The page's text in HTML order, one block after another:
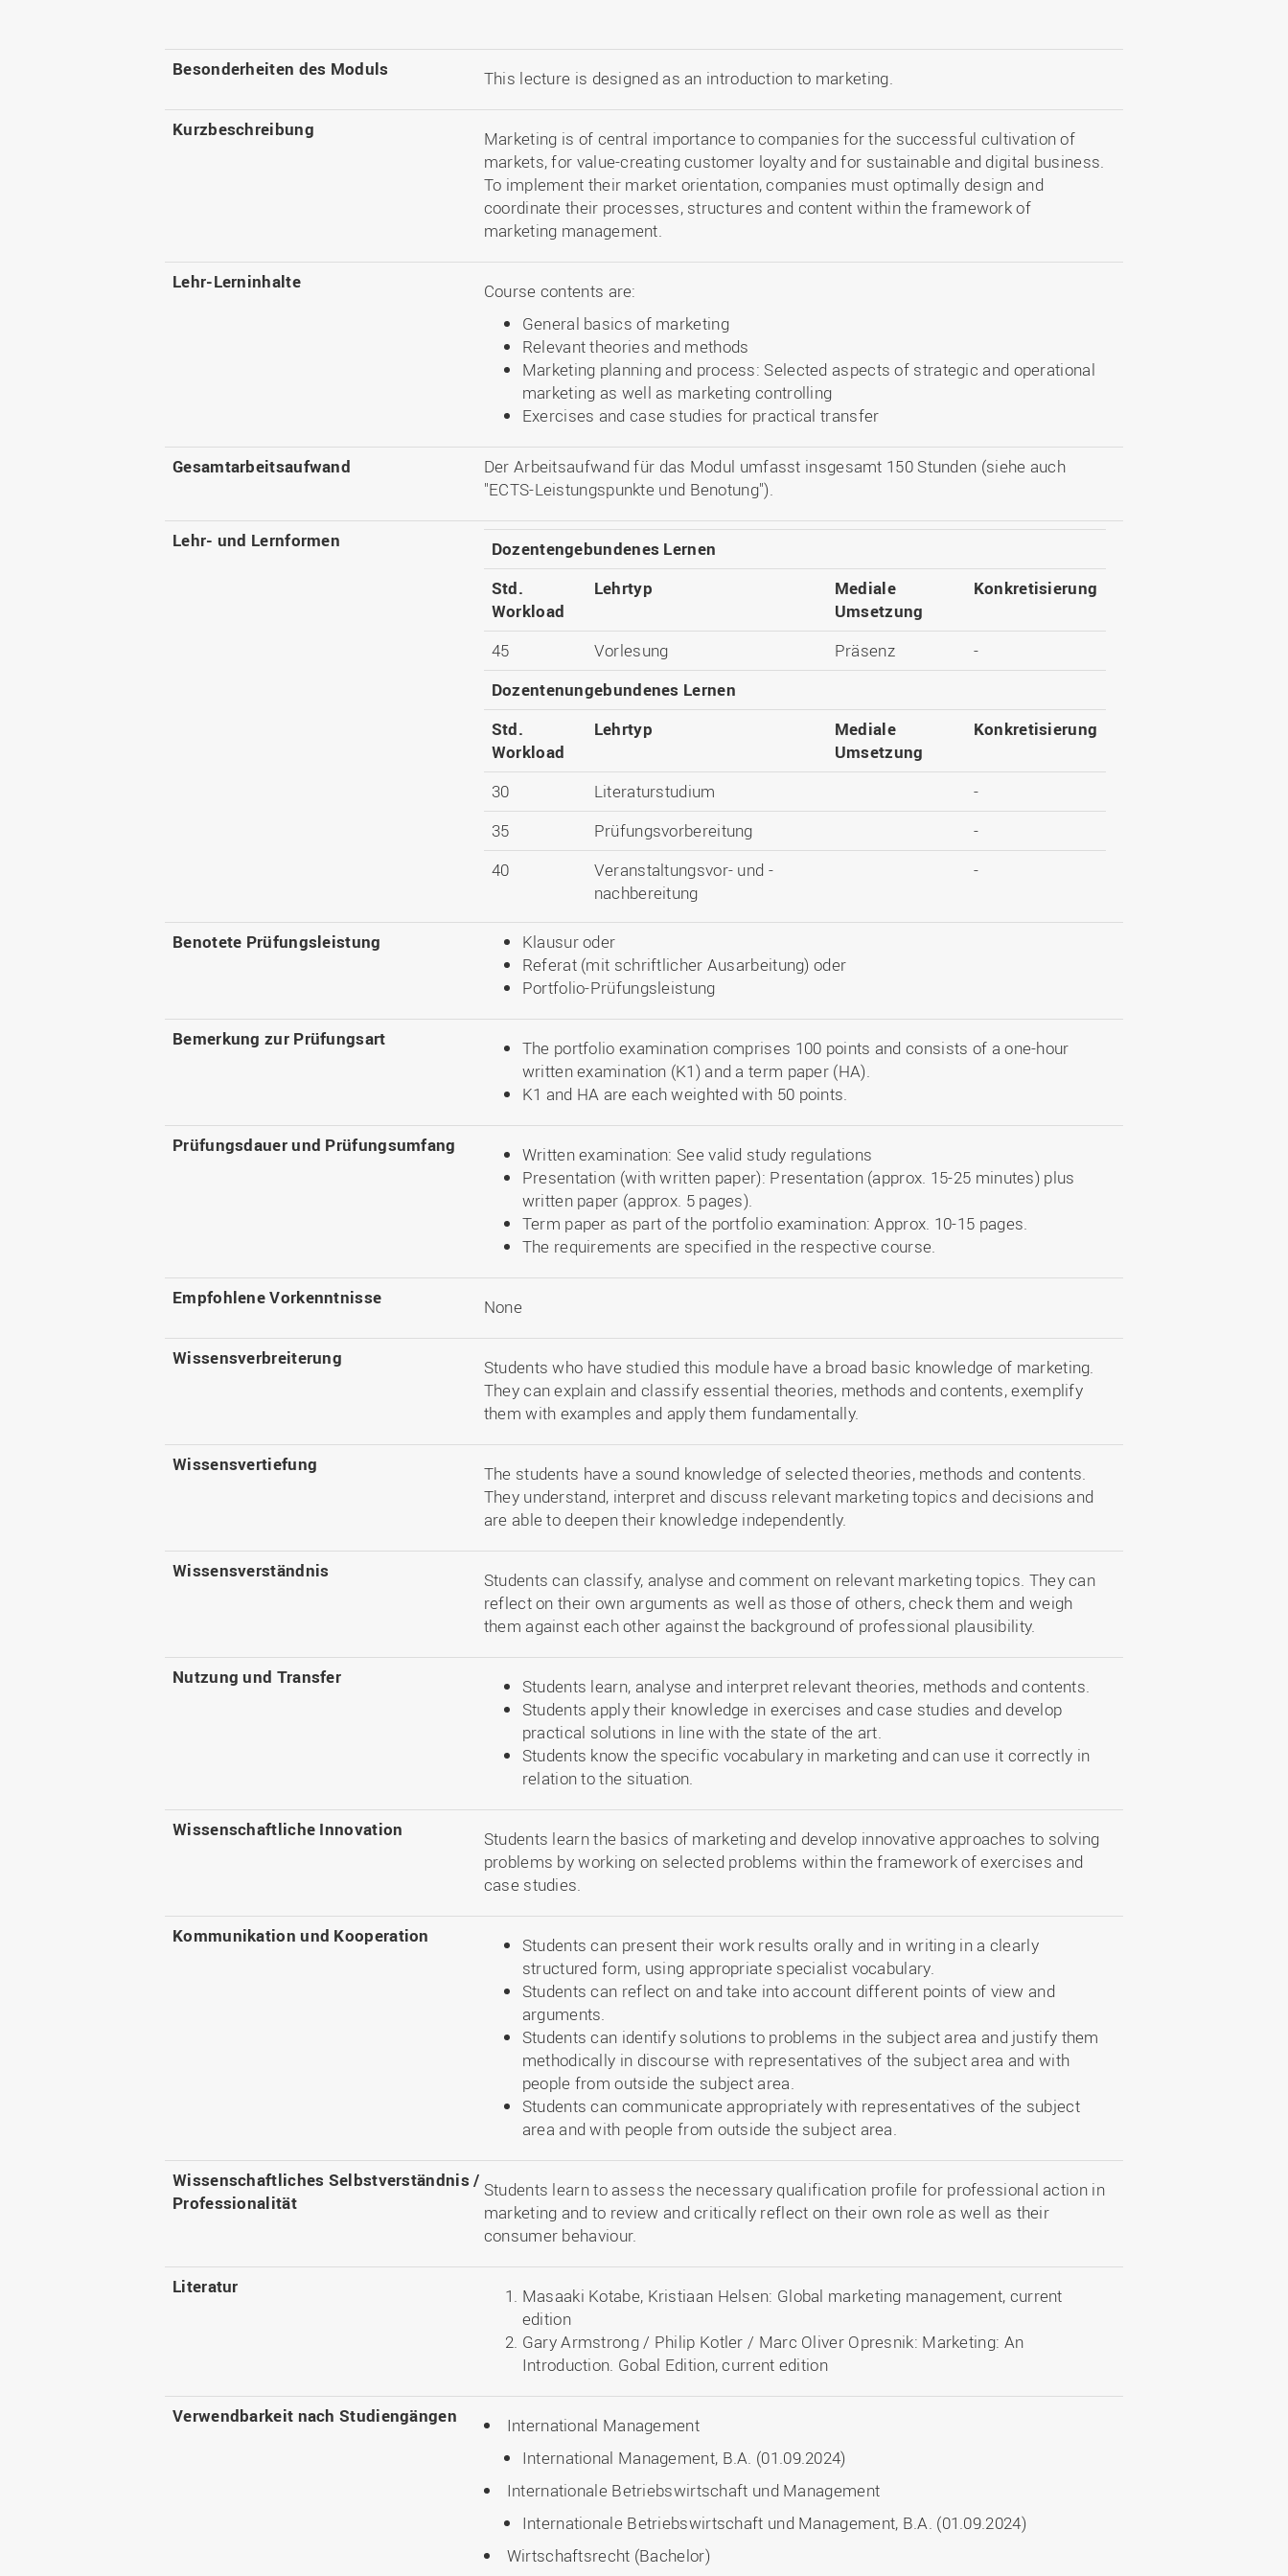
Besonderheiten des Moduls This lecture is designed as an introduction to marketing.
Kurzbeschreibung
Marketing is of central importance to companies for the successful cultivation of
markets, for value-creating customer loyalty and for sustainable and digital business.
To implement their market orientation, companies must optimally design and
coordinate their processes, structures and content within the framework of
marketing management.
Lehr-Lerninhalte
Course contents are:
General basics of marketing
Relevant theories and methods
Marketing planning and process: Selected aspects of strategic and operational
marketing as well as marketing controlling
Exercises and case studies for practical transfer
Gesamtarbeitsaufwand
Der Arbeitsaufwand für das Modul umfasst insgesamt 150 Stunden (siehe auch
"ECTS-Leistungspunkte und Benotung").
Lehr- und Lernformen
Dozentengebundenes Lernen
Std.
Workload
Lehrtyp
Mediale
Umsetzung
Konkretisierung
45 Vorlesung Präsenz
-
Dozentenungebundenes Lernen
Std.
Workload
Lehrtyp
Mediale
Umsetzung
Konkretisierung
30 Literaturstudium
-
35
Prüfungsvorbereitung
-
40
Veranstaltungsvor- und -
nachbereitung
-
Benotete Prüfungsleistung
Klausur oder
Referat (mit schriftlicher Ausarbeitung) oder
Portfolio-Prüfungsleistung
Bemerkung zur Prüfungsart
The portfolio examination comprises 100 points and consists of a one-hour
written examination (K1) and a term paper (HA).
K1 and HA are each weighted with 50 points.
Prüfungsdauer und Prüfungsumfang
Written examination: See valid study regulations
Presentation (with written paper): Presentation (approx. 15-25 minutes) plus
written paper (approx. 5 pages).
Term paper as part of the portfolio examination: Approx. 10-15 pages.
The requirements are specified in the respective course.
Empfohlene Vorkenntnisse None
Wissensverbreiterung
Students who have studied this module have a broad basic knowledge of marketing.
They can explain and classify essential theories, methods and contents, exemplify
them with examples and apply them fundamentally.
Wissensvertiefung
The students have a sound knowledge of selected theories, methods and contents.
They understand, interpret and discuss relevant marketing topics and decisions and
are able to deepen their knowledge independently.
Wissensverständnis
Students can classify, analyse and comment on relevant marketing topics. They can
reflect on their own arguments as well as those of others, check them and weigh
them against each other against the background of professional plausibility.
Nutzung und Transfer
Students learn, analyse and interpret relevant theories, methods and contents.
Students apply their knowledge in exercises and case studies and develop
practical solutions in line with the state of the art.
Students know the specific vocabulary in marketing and can use it correctly in
relation to the situation.
Wissenschaftliche Innovation
Students learn the basics of marketing and develop innovative approaches to solving
problems by working on selected problems within the framework of exercises and
case studies.
Kommunikation und Kooperation
Students can present their work results orally and in writing in a clearly
structured form, using appropriate specialist vocabulary.
Students can reflect on and take into account different points of view and
arguments.
Students can identify solutions to problems in the subject area and justify them
methodically in discourse with representatives of the subject area and with
people from outside the subject area.
Students can communicate appropriately with representatives of the subject
area and with people from outside the subject area.
Wissenschaftliches Selbstverständnis /
Professionalität
Students learn to assess the necessary qualification profile for professional action in
marketing and to review and critically reflect on their own role as well as their
consumer behaviour.
Literatur
Masaaki Kotabe, Kristiaan Helsen: Global marketing management, current
edition
Gary Armstrong / Philip Kotler / Marc Oliver Opresnik: Marketing: An
Introduction. Gobal Edition, current edition
Verwendbarkeit nach Studiengängen
International Management
International Management, B.A. (01.09.2024)
Internationale Betriebswirtschaft und Management
Internationale Betriebswirtschaft und Management, B.A. (01.09.2024)
Wirtschaftsrecht (Bachelor)